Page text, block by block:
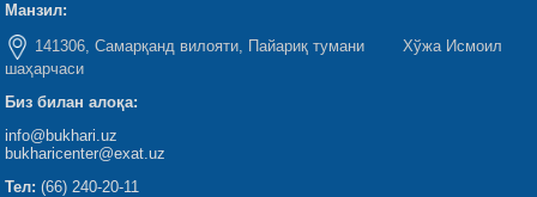
Манзил:
141306, Самарқанд вилояти, Пайариқ тумани Хўжа Исмоил
шаҳарчаси
Биз билан алоқа:
info@bukhari.uz
bukharicenter@exat.uz
Тел: (66) 240-20-11